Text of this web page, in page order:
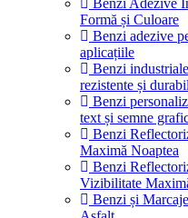
Benzi Adezive
Formă și Culoare
Benzi adezive
aplicațiile
Benzi
rezistente și
Benzi
text și semne
Benzi
Maximă Noaptea
Benzi
Vizibilitate
Benzi și